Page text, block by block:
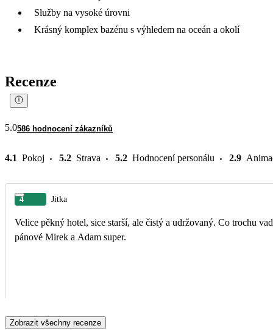
Služby na vysoké úrovni
Krásný komplex bazénu s výhledem na oceán a okolí
Recenze
5.0586 hodnocení zákazníků
4.1 Pokoj 5.2 Strava 5.2 Hodnocení personálu 2.9
4 Jitka
Velice pěkný hotel, sice starší, ale čistý a udržovaný. Co trochu
pánové Mirek a Adam super.
Zobrazit všechny recenze